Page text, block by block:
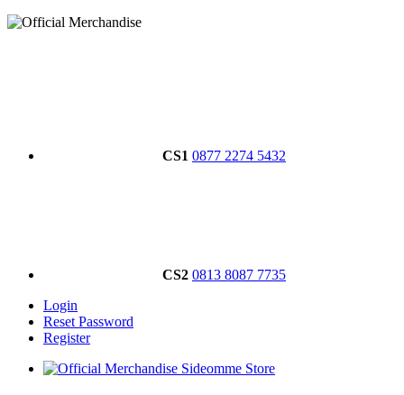
CS1 0877 2274 5432
CS2 0813 8087 7735
Login
Reset Password
Register